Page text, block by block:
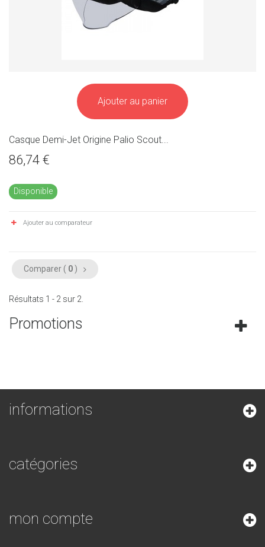
Ajouter au panier
Casque Demi-Jet Origine Palio Scout...
86,74 €
Disponible
Ajouter au comparateur
Comparer ( 0 )
Résultats 1 - 2 sur 2.
Promotions
informations
catégories
mon compte